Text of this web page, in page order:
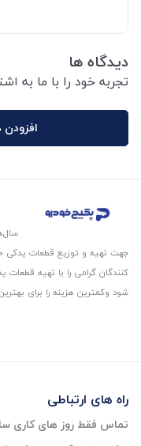
دیدگاه ها
تجربه خود را با ما به
افزودن
جهت تهیه و توزیع قطعات یدکی
کنندگان گرامی را با تهیه
شود و‌کمترین هزینه را برای
راه های ارتباطی
تماس فقط روز های کاری ساعت